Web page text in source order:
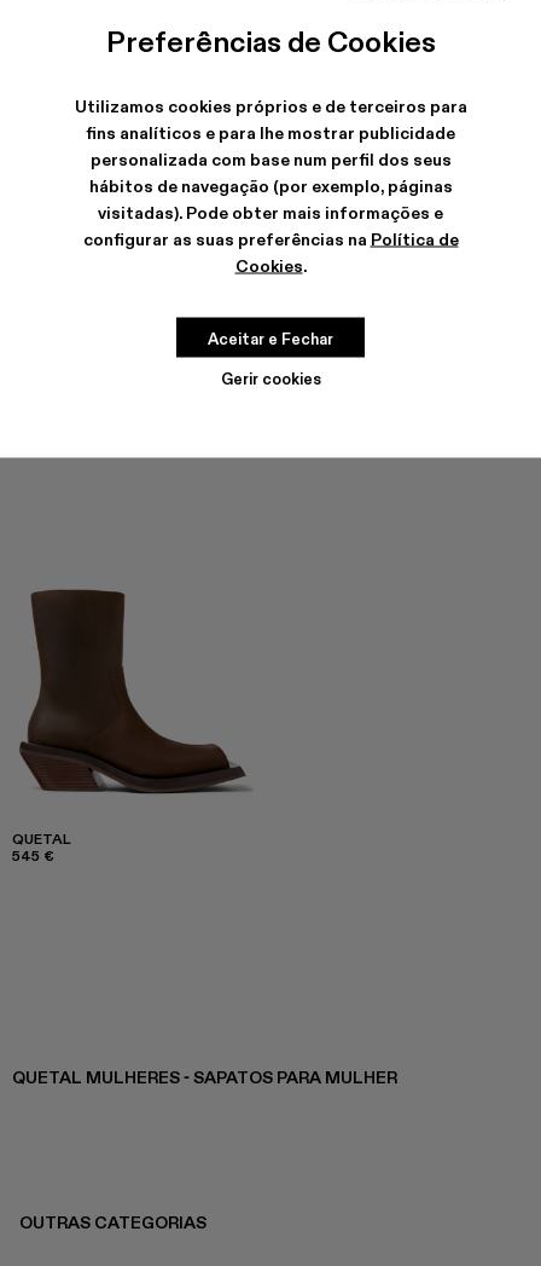
Preferências de Cookies
Utilizamos cookies próprios e de terceiros para
fins analíticos e para lhe mostrar publicidade
personalizada com base num perfil dos seus
hábitos de navegação (por exemplo, páginas
visitadas). Pode obter mais informações e
configurar as suas preferências na Política de
Cookies.
Gerir cookies
Aceitar e Fechar
QUETAL
545 €
QUETAL MULHERES - SAPATOS PARA MULHER
OUTRAS CATEGORIAS